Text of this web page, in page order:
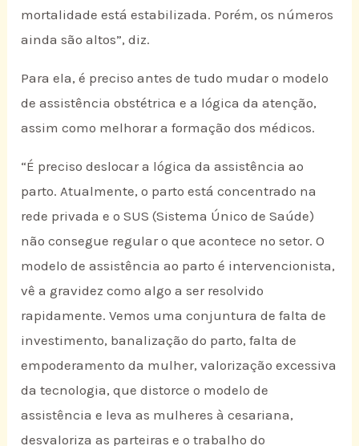
mortalidade está estabilizada. Porém, os números
ainda são altos”, diz.
Para ela, é preciso antes de tudo mudar o modelo
de assistência obstétrica e a lógica da atenção,
assim como melhorar a formação dos médicos.
“É preciso deslocar a lógica da assistência ao
parto. Atualmente, o parto está concentrado na
rede privada e o SUS (Sistema Único de Saúde)
não consegue regular o que acontece no setor. O
modelo de assistência ao parto é intervencionista,
vê a gravidez como algo a ser resolvido
rapidamente. Vemos uma conjuntura de falta de
investimento, banalização do parto, falta de
empoderamento da mulher, valorização excessiva
da tecnologia, que distorce o modelo de
assistência e leva as mulheres à cesariana,
desvaloriza as parteiras e o trabalho do